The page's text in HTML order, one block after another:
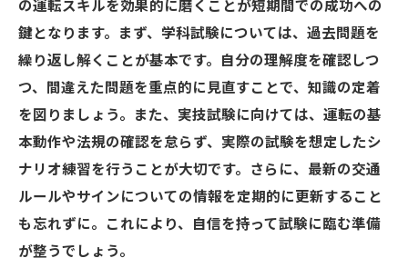
の運転スキルを効果的に磨くことが短期間での成功への
鍵となります。まず、学科試験については、過去問題を
繰り返し解くことが基本です。自分の理解度を確認しつ
つ、間違えた問題を重点的に見直すことで、知識の定着
を図りましょう。また、実技試験に向けては、運転の基
本動作や法規の確認を怠らず、実際の試験を想定したシ
ナリオ練習を行うことが大切です。さらに、最新の交通
ルールやサインについての情報を定期的に更新すること
も忘れずに。これにより、自信を持って試験に臨む準備
が整うでしょう。